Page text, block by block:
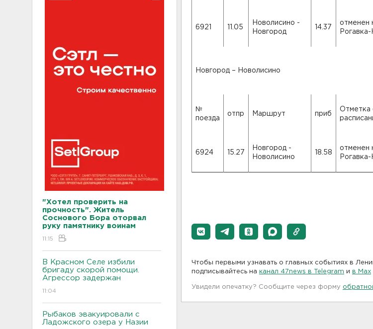
"Хотел проверить на
прочность". Житель
Соснового Бора оторвал
руку памятнику воинам
11:15
В Красном Селе избили
бригаду скорой помощи.
Агрессор задержан
11:04
Рыбаков эвакуировали с
Ладожского озера у Назии
6921 11.05
Новолисино -
Новгород
14.37
отменен
Новгород – Новолисино
№
поезда
отпр Маршрут приб
Отметка
6924 15.27
Новгород -
Новолисино
18.58
отменен
Чтобы первыми узнавать о главных событиях в
подписывайтесь на канал 47news в Telegram и в Maх
Увидели опечатку? Сообщите через форму